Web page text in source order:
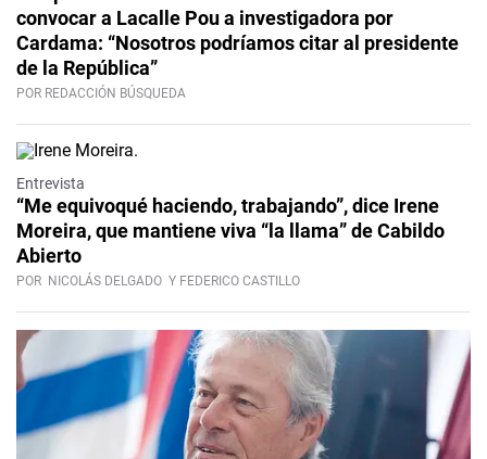
convocar a Lacalle Pou a investigadora por
Cardama: “Nosotros podríamos citar al presidente
de la República”
POR REDACCIÓN BÚSQUEDA
Video
Entrevista
“Me equivoqué haciendo, trabajando”, dice Irene
Moreira, que mantiene viva “la llama” de Cabildo
Abierto
POR NICOLÁS DELGADO Y FEDERICO CASTILLO